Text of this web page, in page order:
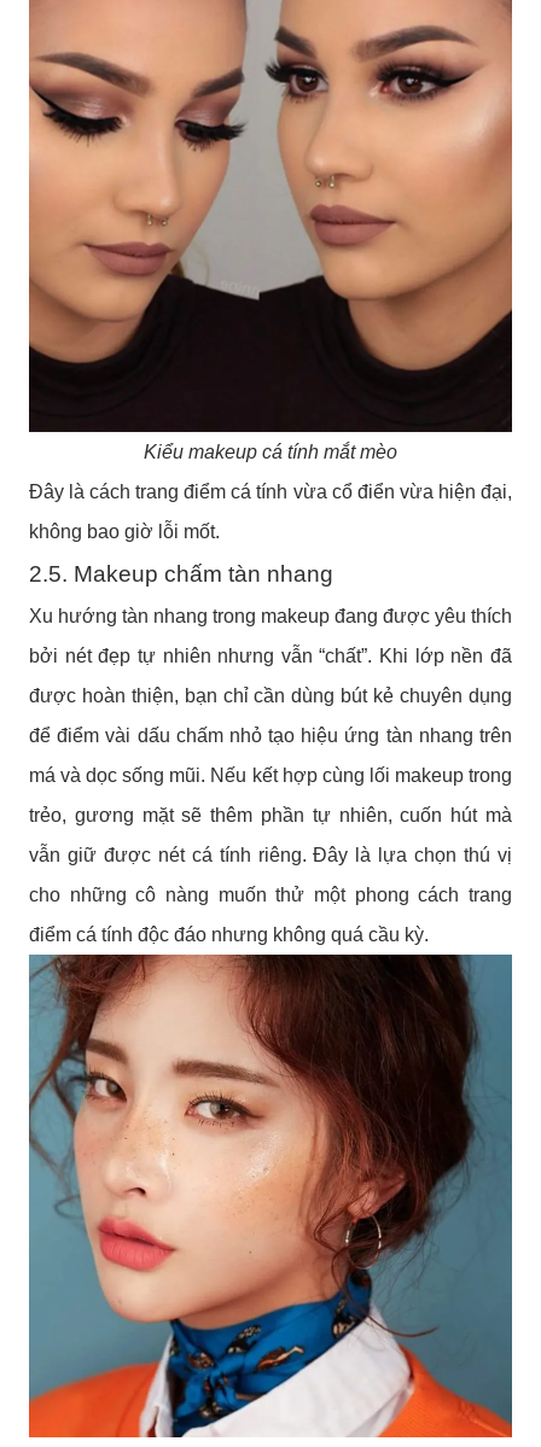
Kiểu makeup cá tính mắt mèo
Đây là cách trang điểm cá tính vừa cổ điển vừa hiện đại,
không bao giờ lỗi mốt.
2.5. Makeup chấm tàn nhang
Xu hướng tàn nhang trong makeup đang được yêu thích
bởi nét đẹp tự nhiên nhưng vẫn “chất”. Khi lớp nền đã
được hoàn thiện, bạn chỉ cần dùng bút kẻ chuyên dụng
để điểm vài dấu chấm nhỏ tạo hiệu ứng tàn nhang trên
má và dọc sống mũi. Nếu kết hợp cùng lối makeup trong
trẻo, gương mặt sẽ thêm phần tự nhiên, cuốn hút mà
vẫn giữ được nét cá tính riêng. Đây là lựa chọn thú vị
cho những cô nàng muốn thử một phong cách trang
điểm cá tính độc đáo nhưng không quá cầu kỳ.